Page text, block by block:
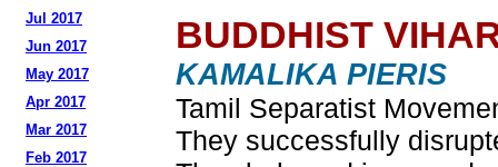
Jul 2017
Jun 2017
May 2017
Apr 2017
Mar 2017
Feb 2017
BUDDHIST
KAMALIKA PIERIS
Tamil Separatist
They successfully